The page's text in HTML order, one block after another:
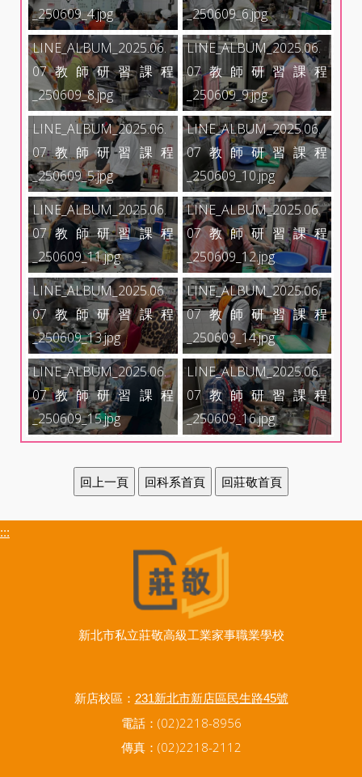
_250609_4.jpg
_250609_6.jpg
LINE_ALBUM_2025.06.
07教師研習課程
_250609_8.jpg
LINE_ALBUM_2025.06.
07教師研習課程
_250609_9.jpg
LINE_ALBUM_2025.06.
07教師研習課程
_250609_5.jpg
LINE_ALBUM_2025.06.
07教師研習課程
_250609_10.jpg
LINE_ALBUM_2025.06.
07教師研習課程
_250609_11.jpg
LINE_ALBUM_2025.06.
07教師研習課程
_250609_12.jpg
LINE_ALBUM_2025.06.
07教師研習課程
_250609_13.jpg
LINE_ALBUM_2025.06.
07教師研習課程
_250609_14.jpg
LINE_ALBUM_2025.06.
07教師研習課程
_250609_15.jpg
LINE_ALBUM_2025.06.
07教師研習課程
_250609_16.jpg
:::
新北市私立莊敬高級工業家事職業學校
新店校區： 231新北市新店區民生路45號
電話：(02)2218-8956
傳真：(02)2218-2112